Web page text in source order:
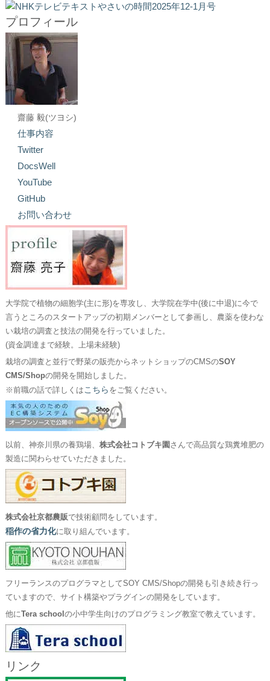
プロフィール
齋藤 毅(ツヨシ)
仕事内容
Twitter
DocsWell
YouTube
GitHub
お問い合わせ
大学院で植物の細胞学(主に形)を専攻し、大学院在学中(後に中退)に今で
言うところのスタートアップの初期メンバーとして参画し、農薬を使わな
い栽培の調査と技法の開発を行っていました。
(資金調達まで経験。上場未経験)
栽培の調査と並行で野菜の販売からネットショップのCMSのSOY
CMS/Shopの開発を開始しました。
※前職の話で詳しくはこちら をご覧ください。
以前、神奈川県の養鶏場、 株式会社コトブキ園 さんで高品質な鶏糞堆肥の
製造に関わらせていただきました。
株式会社京都農販で技術顧問をしています。
稲作の省力化に取り組んでいます。
フリーランスのプログラマとしてSOY CMS/Shopの開発も引き続き行っ
ていますので、サイト構築やプラグインの開発をしています。
他にTera school の小中学生向けのプログラミング教室で教えています。
リンク